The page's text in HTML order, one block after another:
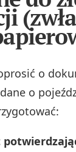
o
o